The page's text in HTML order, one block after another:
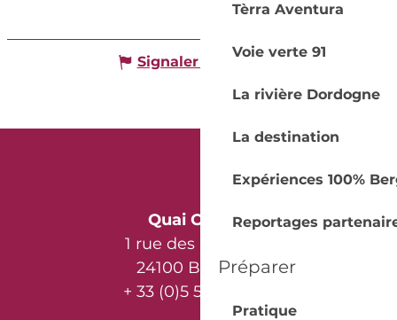
Tèrra Aventura
Voie verte 91
La rivière Dordogne
La destination
Expériences 100%
Reportages
Préparer
Pratique
Signaler une erreur
Quai Cyrano
1 rue des Récollets
24100 Bergerac
+ 33 (0)5 53 57 03 11